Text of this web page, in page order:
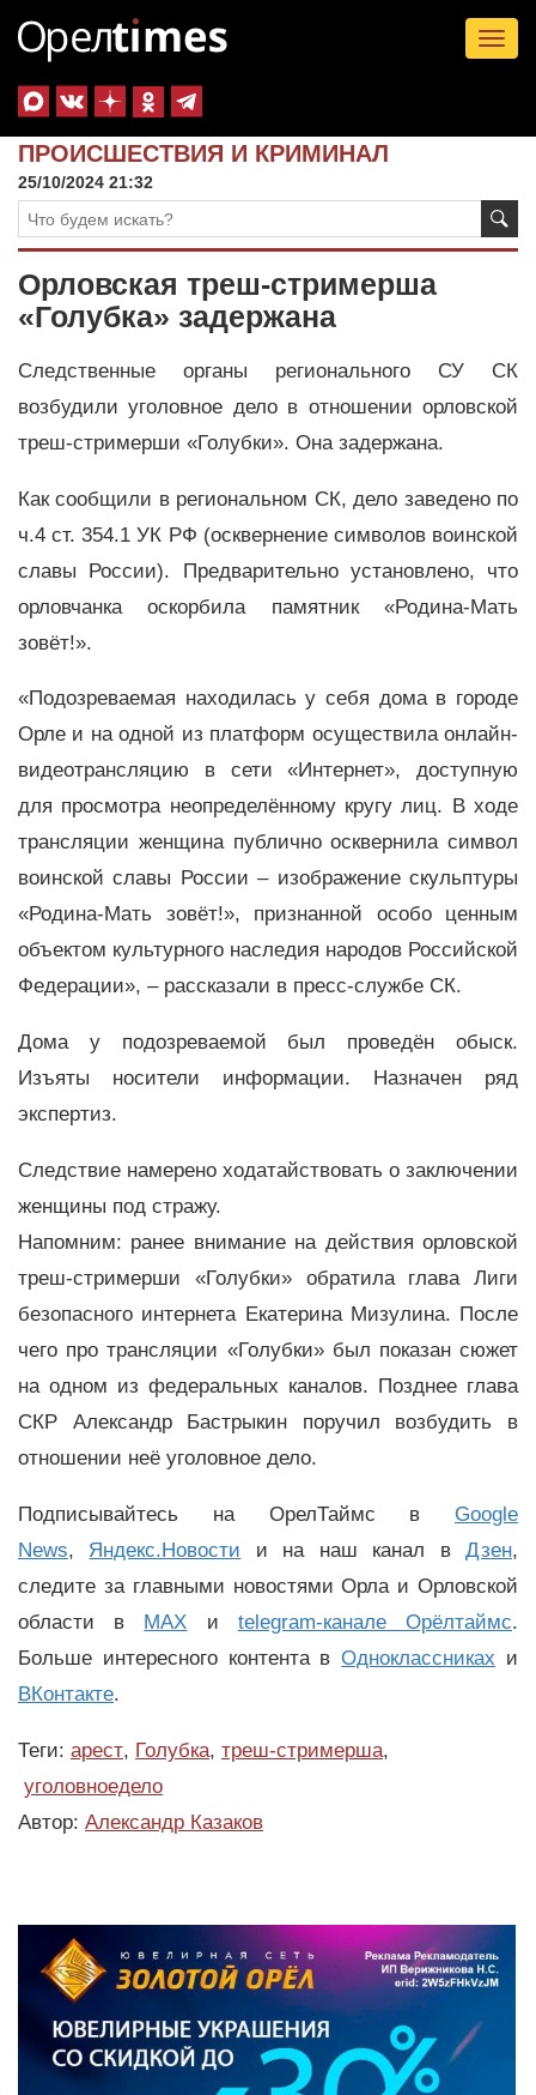
ПРОИСШЕСТВИЯ И КРИМИНАЛ
25/10/2024 21:32
Орловская треш-стримерша
«Голубка» задержана
Следственные органы регионального СУ СК
возбудили уголовное дело в отношении орловской
треш-стримерши «Голубки». Она задержана.
Как сообщили в региональном СК, дело заведено по
ч.4 ст. 354.1 УК РФ (осквернение символов воинской
славы России). Предварительно установлено, что
орловчанка оскорбила памятник «Родина-Мать
зовёт!».
«Подозреваемая находилась у себя дома в городе
Орле и на одной из платформ осуществила онлайн-
видеотрансляцию в сети «Интернет», доступную
для просмотра неопределённому кругу лиц. В ходе
трансляции женщина публично осквернила символ
воинской славы России – изображение скульптуры
«Родина-Мать зовёт!», признанной особо ценным
объектом культурного наследия народов Российской
Федерации», – рассказали в пресс-службе СК.
Дома у подозреваемой был проведён обыск.
Изъяты носители информации. Назначен ряд
экспертиз.
Следствие намерено ходатайствовать о заключении
женщины под стражу.
Напомним: ранее внимание на действия орловской
треш-стримерши «Голубки» обратила глава Лиги
безопасного интернета Екатерина Мизулина. После
чего про трансляции «Голубки» был показан сюжет
на одном из федеральных каналов. Позднее глава
СКР Александр Бастрыкин поручил возбудить в
отношении неё уголовное дело.
Подписывайтесь на ОрелТаймс в Google
News, Яндекс.Новости и на наш канал вДзен,
следите за главными новостями Орла и Орловской
области в MAX и telegram-канале Орёлтаймс.
Больше интересного контента вОдноклассниках и
ВКонтакте.
Теги: арест, Голубка, треш-стримерша,
уголовноедело
Автор: Александр Казаков